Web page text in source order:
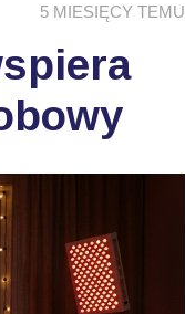
5 MIESIĘCY TEMU